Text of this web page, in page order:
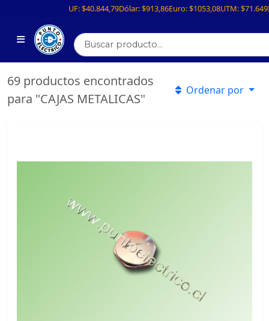
UF:$40.844,79Dólar:$913,86Euro:$1053,08UTM:$71.649
69 productos encontrados
para "CAJAS METALICAS"
Ordenar por